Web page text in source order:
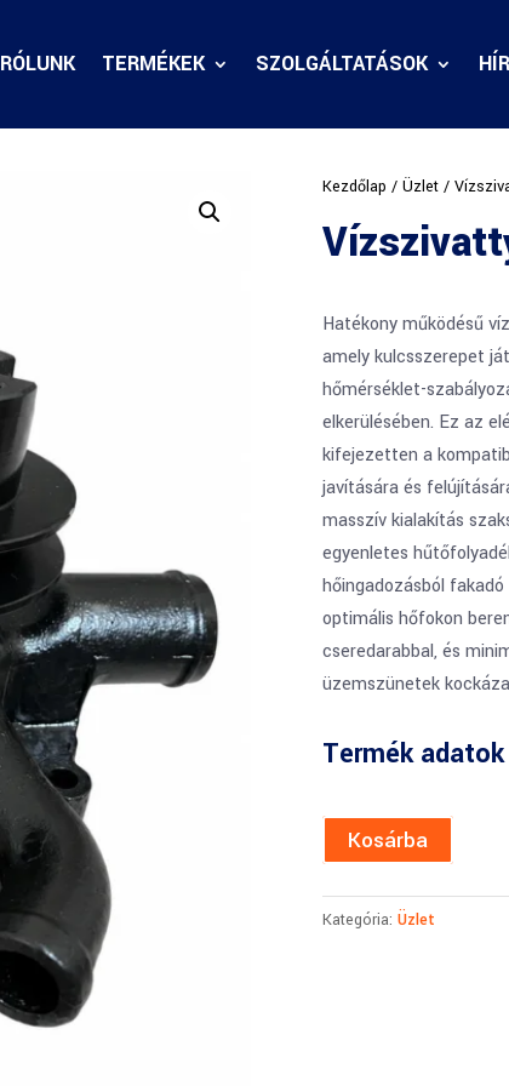
RÓLUNK TERMÉKEK SZOLGÁLTATÁSOK
Kezdőlap / Üzlet/
Hatékony működésű
amely kulcsszerepet
hőmérséklet-
elkerülésében. Ez az
kifejezetten a
javítására és
masszív kialakítás
egyenletes
hőingadozásból
optimális hőfokon
cseredarabbal, és
üzemszünetek
Termék adatok
Kosárba
Kategória: Üzlet